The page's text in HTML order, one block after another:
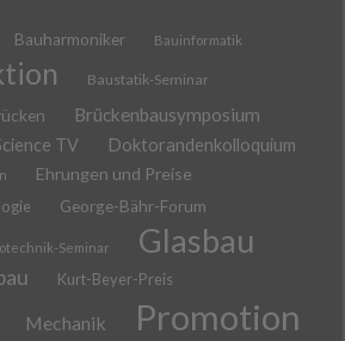
Bauharmoniker Bauinformatik
Baustatik-Seminar
Brückenbausymposium
TV Doktorandenkolloquium
Ehrungen und Preise
George-Bähr-Forum
Seminar Glasbau
Kurt-Beyer-Preis
Mechanik Promotion